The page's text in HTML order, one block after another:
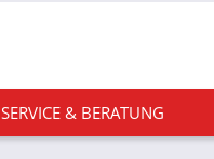
SERVICE & BERATUNG